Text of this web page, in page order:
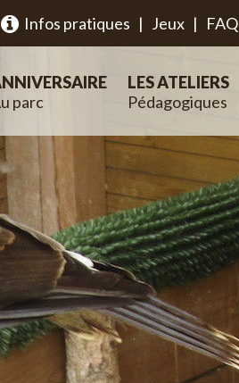
Infos pratiques | Jeux | FAQ
parc
LES ATELIERS
Pédagogiques